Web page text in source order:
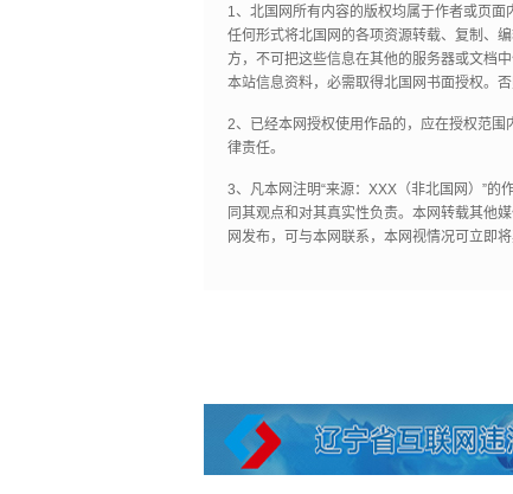
1、北国网所有内容的版权均属于作者或页
任何形式将北国网的各项资源转载、复制、
方，不可把这些信息在其他的服务器或文档
本站信息资料，必需取得北国网书面授权。否
2、已经本网授权使用作品的，应在授权范围
律责任。
3、凡本网注明“来源：XXX（非北国网）”
同其观点和对其真实性负责。本网转载其他
网发布，可与本网联系，本网视情况可立即将